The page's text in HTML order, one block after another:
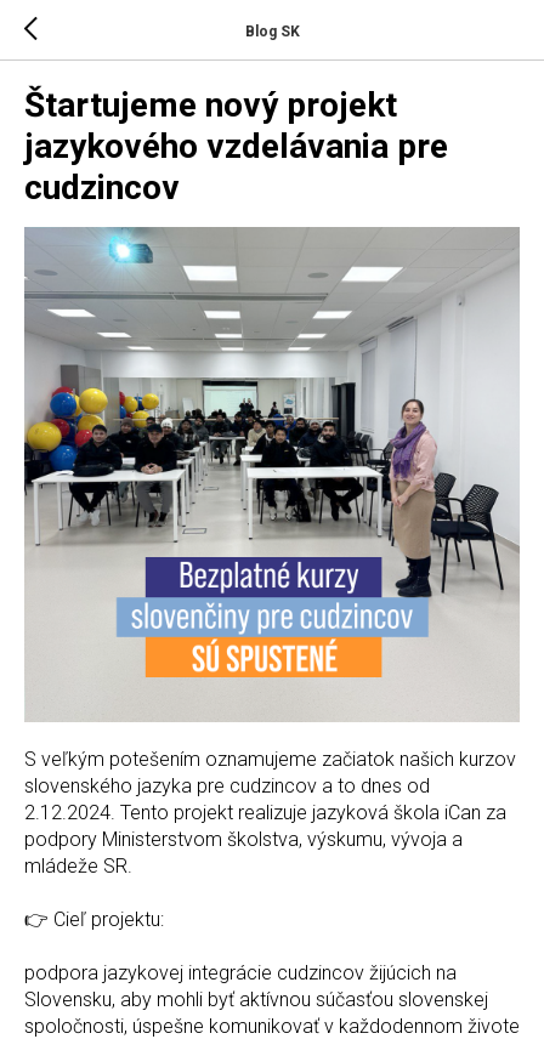
Blog SK
Štartujeme nový projekt
jazykového vzdelávania pre
cudzincov
S veľkým potešením oznamujeme začiatok našich kurzov
slovenského jazyka pre cudzincov a to dnes od
2.12.2024. Tento projekt realizuje jazyková škola iCan za
podpory Ministerstvom školstva, výskumu, vývoja a
mládeže SR.
👉 Cieľ projektu:
podpora jazykovej integrácie cudzincov žijúcich na
Slovensku, aby mohli byť aktívnou súčasťou slovenskej
spoločnosti, úspešne komunikovať v každodennom živote